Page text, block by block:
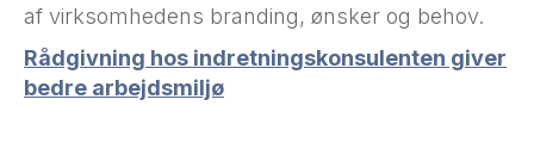
af virksomhedens branding, ønsker og behov.
Rådgivning hos indretningskonsulenten giver
bedre arbejdsmiljø